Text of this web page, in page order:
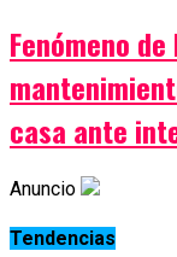
Fenómeno
casa ante
Anuncio
Tendencias